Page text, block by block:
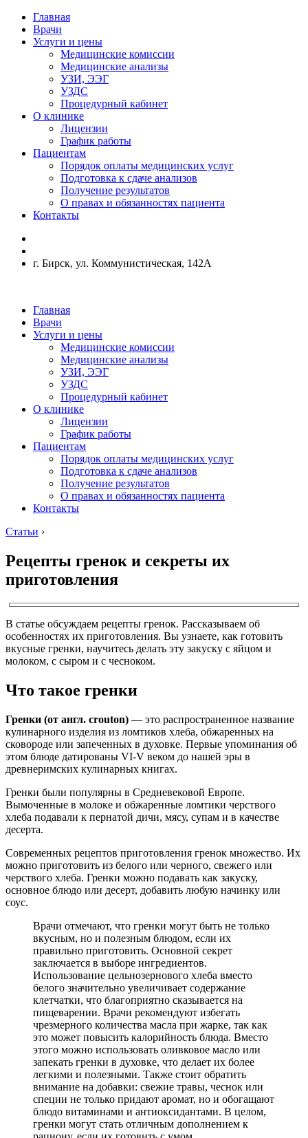
Главная
Врачи
Услуги и цены
Медицинские комиссии
Медицинские анализы
УЗИ, ЭЭГ
УЗДС
Процедурный кабинет
О клинике
Лицензии
График работы
Пациентам
Порядок оплаты медицинских услуг
Подготовка к сдаче анализов
Получение результатов
О правах и обязанностях пациента
Контакты
г. Бирск, ул. Коммунистическая, 142А
Главная
Врачи
Услуги и цены
Медицинские комиссии
Медицинские анализы
УЗИ, ЭЭГ
УЗДС
Процедурный кабинет
О клинике
Лицензии
График работы
Пациентам
Порядок оплаты медицинских услуг
Подготовка к сдаче анализов
Получение результатов
О правах и обязанностях пациента
Контакты
Статьи ›
Рецепты гренок и секреты их
приготовления
В статье обсуждаем рецепты гренок. Рассказываем об
особенностях их приготовления. Вы узнаете, как готовить
вкусные гренки, научитесь делать эту закуску с яйцом и
молоком, с сыром и с чесноком.
Что такое гренки
Гренки (от англ. crouton) — это распространенное название
кулинарного изделия из ломтиков хлеба, обжаренных на
сковороде или запеченных в духовке. Первые упоминания об
этом блюде датированы VI-V веком до нашей эры в
древнеримских кулинарных книгах.
Гренки были популярны в Средневековой Европе.
Вымоченные в молоке и обжаренные ломтики черствого
хлеба подавали к пернатой дичи, мясу, супам и в качестве
десерта.
Современных рецептов приготовления гренок множество. Их
можно приготовить из белого или черного, свежего или
черствого хлеба. Гренки можно подавать как закуску,
основное блюдо или десерт, добавить любую начинку или
соус.
Врачи отмечают, что гренки могут быть не только
вкусным, но и полезным блюдом, если их
правильно приготовить. Основной секрет
заключается в выборе ингредиентов.
Использование цельнозернового хлеба вместо
белого значительно увеличивает содержание
клетчатки, что благоприятно сказывается на
пищеварении. Врачи рекомендуют избегать
чрезмерного количества масла при жарке, так как
это может повысить калорийность блюда. Вместо
этого можно использовать оливковое масло или
запекать гренки в духовке, что делает их более
легкими и полезными. Также стоит обратить
внимание на добавки: свежие травы, чеснок или
специи не только придают аромат, но и обогащают
блюдо витаминами и антиоксидантами. В целом,
гренки могут стать отличным дополнением к